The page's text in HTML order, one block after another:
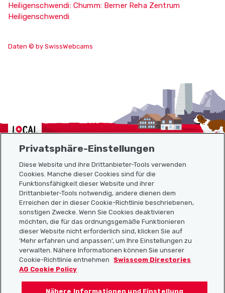
Heiligenschwendi: Chumm: Berner Reha Zentrum
Heiligenschwendi
Daten © by SwissWebcams
Localcities
Sitemap
Nützliche Links
Localcities App herunterladen
Privatsphäre-Einstellungen
Diese Website und ihre Drittanbieter-Tools verwenden
Cookies. Manche dieser Cookies sind für die
Funktionsfähigkeit dieser Website und ihrer
Drittanbieter-Tools notwendig, andere dienen dem
Erreichen der in dieser Cookie-Richtlinie beschriebenen,
sonstigen Zwecke. Wenn Sie Cookies deaktivieren
möchten, die für das ordnungsgemäße Funktionieren
dieser Website nicht erforderlich sind, klicken Sie auf
'Mehr erfahren und anpassen', um Ihre Einstellungen zu
verwalten. Nähere Informationen können Sie unserer
Cookie-Richtlinie entnehmen
Swisscom Directories
AG Cookie Policy
Nähere Informationen und Einstellung